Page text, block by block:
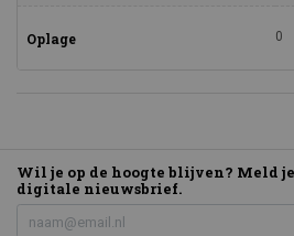
Oplage 0
Wil je op de hoogte blijven? Meld
digitale nieuwsbrief.